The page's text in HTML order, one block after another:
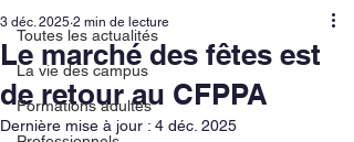
Toutes les actualités
La vie des campus
Formations adultes
Le marché des fêtes est
de retour au CFPPA
3 déc. 2025 2 min de lecture
Dernière mise à jour : 4 déc. 2025